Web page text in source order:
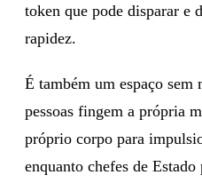
token que pode disparar e
rapidez.
É também um espaço sem
pessoas fingem a própria
próprio corpo para
enquanto chefes de